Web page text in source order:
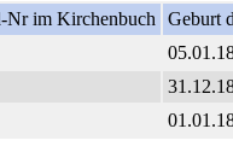
Nr im Kirchenbuch Geburt